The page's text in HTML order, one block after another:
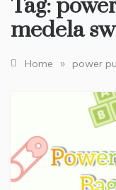
Tag:
medela
Home » power